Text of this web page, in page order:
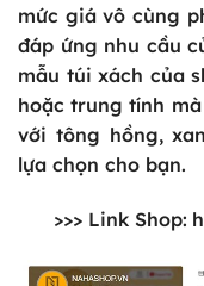
mức giá vô cùng
đáp ứng nhu cầu
mẫu túi xách của
hoặc trung tính
với tông hồng,
lựa chọn cho bạn.
>>> Link Shop: